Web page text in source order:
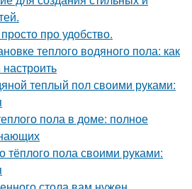
про удобство.
теплого водяного пола: как
теплый пол своими руками:
пола в доме: полное
тёплого пола своими руками: